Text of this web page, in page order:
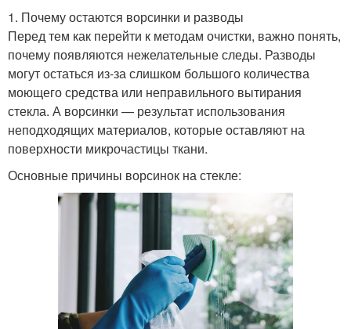
1. Почему остаются ворсинки и разводы
Перед тем как перейти к методам очистки, важно понять,
почему появляются нежелательные следы. Разводы
могут остаться из-за слишком большого количества
моющего средства или неправильного вытирания
стекла. А ворсинки — результат использования
неподходящих материалов, которые оставляют на
поверхности микрочастицы ткани.
Основные причины ворсинок на стекле: